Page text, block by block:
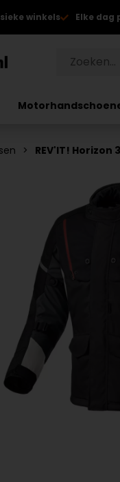
winkels Elke dag
REV'IT! Horizon